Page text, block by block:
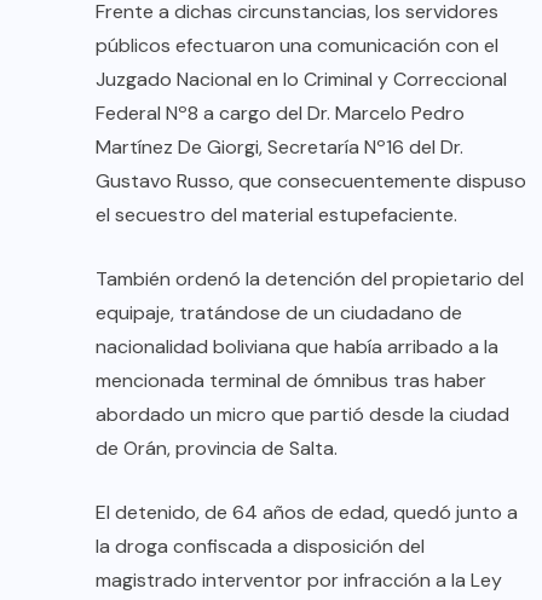
Frente a dichas circunstancias, los servidores
públicos efectuaron una comunicación con el
Juzgado Nacional en lo Criminal y Correccional
Federal Nº8 a cargo del Dr. Marcelo Pedro
Martínez De Giorgi, Secretaría Nº16 del Dr.
Gustavo Russo, que consecuentemente dispuso
el secuestro del material estupefaciente.
También ordenó la detención del propietario del
equipaje, tratándose de un ciudadano de
nacionalidad boliviana que había arribado a la
mencionada terminal de ómnibus tras haber
abordado un micro que partió desde la ciudad
de Orán, provincia de Salta.
El detenido, de 64 años de edad, quedó junto a
la droga confiscada a disposición del
magistrado interventor por infracción a la Ley